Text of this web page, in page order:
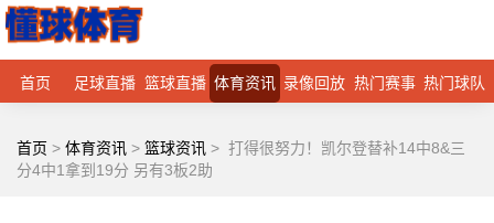
首页 足球直播 篮球直播 体育资讯 录像回放 热门赛事 热门球队
首页 > 体育资讯 > 篮球资讯 > 打得很努力！凯尔登替补14中8&三
分4中1拿到19分 另有3板2助